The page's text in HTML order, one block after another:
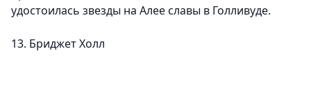
удостоилась звезды на Алее славы в Голливуде.
13. Бриджет Холл